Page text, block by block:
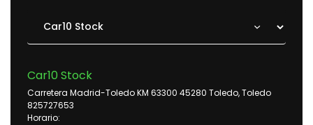
Car10 Stock
Carretera Madrid-Toledo KM 63300 45280 Toledo, Toledo
825727653
Horario: